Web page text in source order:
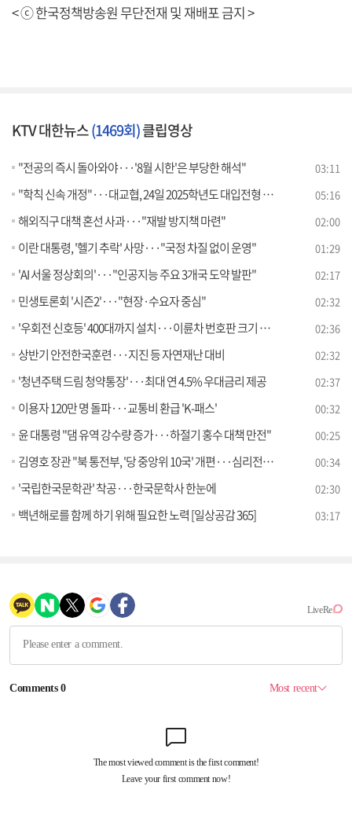
< ⓒ 한국정책방송원 무단전재 및 재배포 금지 >
KTV 대한뉴스(1469회)클립영상
"전공의 즉시 돌아와야···'8월 시한'은 부당한 해석" 03:11
"학칙 신속 개정"···대교협, 24일 2025학년도 대입전형 확정 [뉴스의 맥] 05:16
해외직구 대책 혼선 사과···"재발 방지책 마련" 02:00
이란 대통령, '헬기 추락' 사망···"국정 차질 없이 운영" 01:29
'AI 서울 정상회의'···"인공지능 주요 3개국 도약 발판" 02:17
민생토론회 '시즌2'···"현장·수요자 중심" 02:32
'우회전 신호등' 400대까지 설치···이륜차 번호판 크기 확대 02:36
상반기 안전한국훈련···지진 등 자연재난 대비 02:32
'청년주택 드림 청약통장'···최대 연 4.5% 우대금리 제공 02:37
이용자 120만 명 돌파···교통비 환급 'K-패스' 00:32
윤 대통령 "댐 유역 강수량 증가···하절기 홍수 대책 만전" 00:25
김영호 장관 "북 통전부, '당 중앙위 10국' 개편···심리전 수행" 00:34
'국립한국문학관' 착공···한국문학사 한눈에 02:30
백년해로를 함께 하기 위해 필요한 노력 [일상공감 365] 03:17